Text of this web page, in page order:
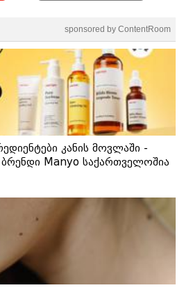
sponsored by ContentRoom
კანის მოვლაში -
Manyo საქართველოშია